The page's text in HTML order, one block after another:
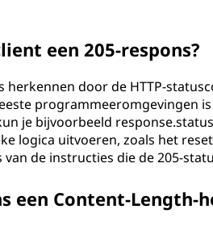
een 205-respons?
herkennen door de HTTP-
programmeeromgevingen
je bijvoorbeeld
logica uitvoeren, zoals het
van de instructies die de 205-
een Content-Length-